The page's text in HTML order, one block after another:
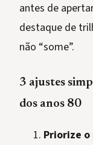
antes de
destaque de
não “some”.
3 ajustes
dos anos 80
Priorize